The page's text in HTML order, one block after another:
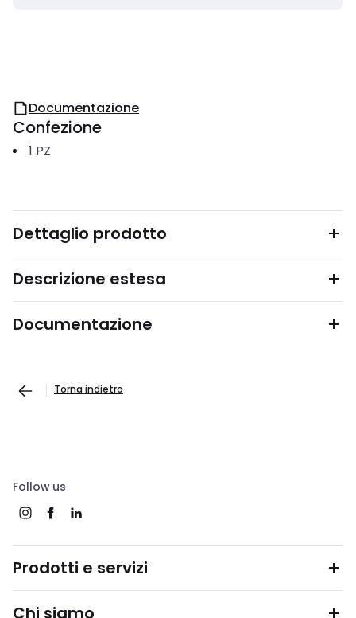
Documentazione
Confezione
1 PZ
Dettaglio prodotto
Descrizione estesa
Documentazione
Torna indietro
Follow us
Prodotti e servizi
Chi siamo